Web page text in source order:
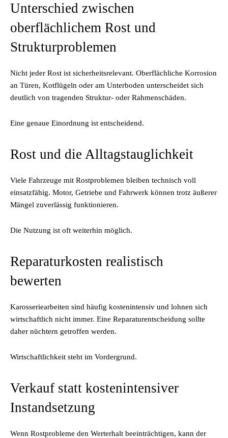
Unterschied zwischen
oberflächlichem Rost und
Strukturproblemen
Nicht jeder Rost ist sicherheitsrelevant. Oberflächliche Korrosion
an Türen, Kotflügeln oder am Unterboden unterscheidet sich
deutlich von tragenden Struktur- oder Rahmenschäden.
Eine genaue Einordnung ist entscheidend.
Rost und die Alltagstauglichkeit
Viele Fahrzeuge mit Rostproblemen bleiben technisch voll
einsatzfähig. Motor, Getriebe und Fahrwerk können trotz äußerer
Mängel zuverlässig funktionieren.
Die Nutzung ist oft weiterhin möglich.
Reparaturkosten realistisch
bewerten
Karosseriearbeiten sind häufig kostenintensiv und lohnen sich
wirtschaftlich nicht immer. Eine Reparaturentscheidung sollte
daher nüchtern getroffen werden.
Wirtschaftlichkeit steht im Vordergrund.
Verkauf statt kostenintensiver
Instandsetzung
Wenn Rostprobleme den Werterhalt beeinträchtigen, kann der